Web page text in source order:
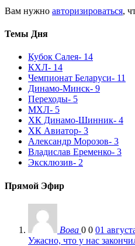
Вам нужно авторизироваться,
Темы Дня
Кубок Салея- 14
КХЛ- 14
Чемпионат Беларуси- 11
Динамо-Минск- 9
Переходы- 5
МХЛ- 5
ХК Динамо-Шинник- 4
ХК Авиатор- 3
Александр Морозов- 3
Владислав Еременко- 3
Эксклюзив- 2
Прямой Эфир
Вова 0 0 01
Ужасно, что у нас